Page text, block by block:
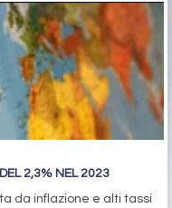
2,3% NEL 2023
da inflazione e alti tassi